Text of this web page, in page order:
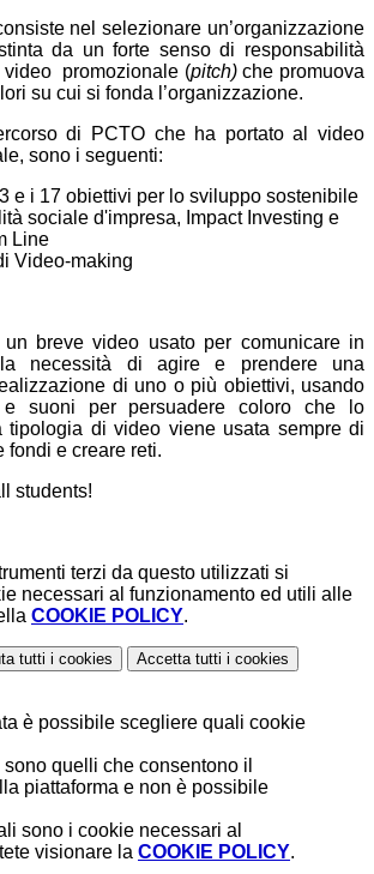
nel selezionare un’organizzazione
da un forte senso di responsabilità
promozionale (pitch) che promuova
su cui si fonda l’organizzazione.
di PCTO che ha portato al video
sono i seguenti:
e i 17 obiettivi per lo sviluppo sostenibile
sociale d'impresa, Impact Investing e
Line
Video-making
breve video usato per comunicare in
necessità di agire e prendere una
di uno o più obiettivi, usando
e suoni per persuadere coloro che lo
tipologia di video viene usata sempre di
fondi e creare reti.
students!
terzi da questo utilizzati si
necessari al funzionamento ed utili alle
COOKIE POLICY.
tutti i cookies Accetta tutti i cookies
è possibile scegliere quali cookie
sono quelli che consentono il
piattaforma e non è possibile
sono i cookie necessari al
visionare la COOKIE POLICY.